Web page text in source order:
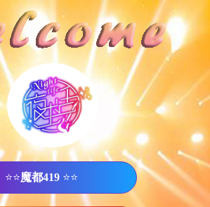
⭐⭐魔都419 ⭐⭐